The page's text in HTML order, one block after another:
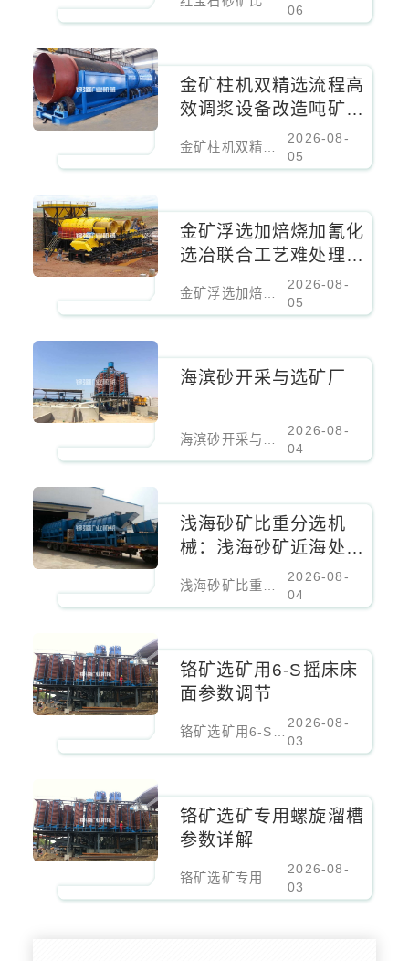
06
金矿柱机双精选流程高
效调浆设备改造吨矿成
本降低百分之二十
2026-08-
05
金矿浮选加焙烧加氰化
选冶联合工艺难处理金
2026-08-
05
海滨砂开采与选矿厂
2026-08-
04
浅海砂矿比重分选机
械：浅海砂矿近海处理
2026-08-
04
铬矿选矿用6-S摇床床
面参数调节
2026-08-
03
铬矿选矿专用螺旋溜槽
参数详解
2026-08-
03